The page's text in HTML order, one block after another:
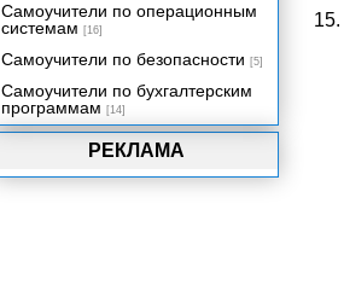
РЕКЛАМА
Самоучители по операционным
системам [16]
Самоучители по безопасности [5]
Самоучители по бухгалтерским
программам [14]